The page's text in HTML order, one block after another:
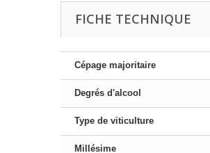
FICHE TECHNIQUE
Cépage majoritaire
Degrés d'alcool
Type de viticulture
Millésime